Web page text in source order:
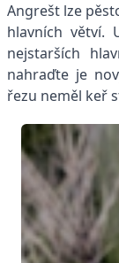
Angrešt lze
hlavních větví.
nejstarších
nahraďte je
řezu neměl keř